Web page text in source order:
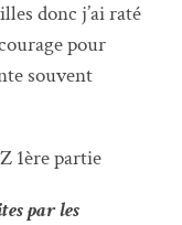
donc j’ai raté
pour
souvent
1ère partie
par les